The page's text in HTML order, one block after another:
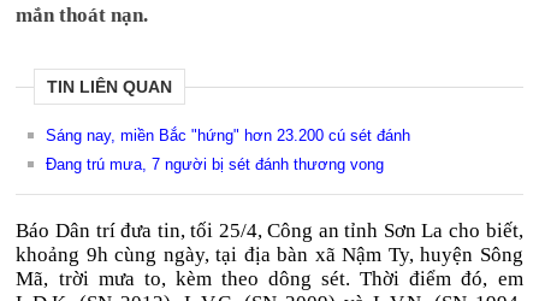
mắn thoát nạn.
TIN LIÊN QUAN
Sáng nay, miền Bắc "hứng" hơn 23.200 cú sét đánh
Đang trú mưa, 7 người bị sét đánh thương vong
Báo Dân trí đưa tin, tối 25/4, Công an tỉnh Sơn La cho biết,
khoảng 9h cùng ngày, tại địa bàn xã Nậm Ty, huyện Sông
Mã, trời mưa to, kèm theo dông sét. Thời điểm đó, em